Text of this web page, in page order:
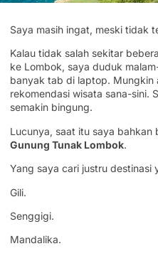
Saya masih ingat, meski tidak
Kalau tidak salah sekitar
ke Lombok, saya duduk
banyak tab di laptop. Mungkin
rekomendasi wisata sana-sini.
semakin bingung.
Lucunya, saat itu saya bahkan
Gunung Tunak Lombok.
Yang saya cari justru destinasi
Gili.
Senggigi.
Mandalika.